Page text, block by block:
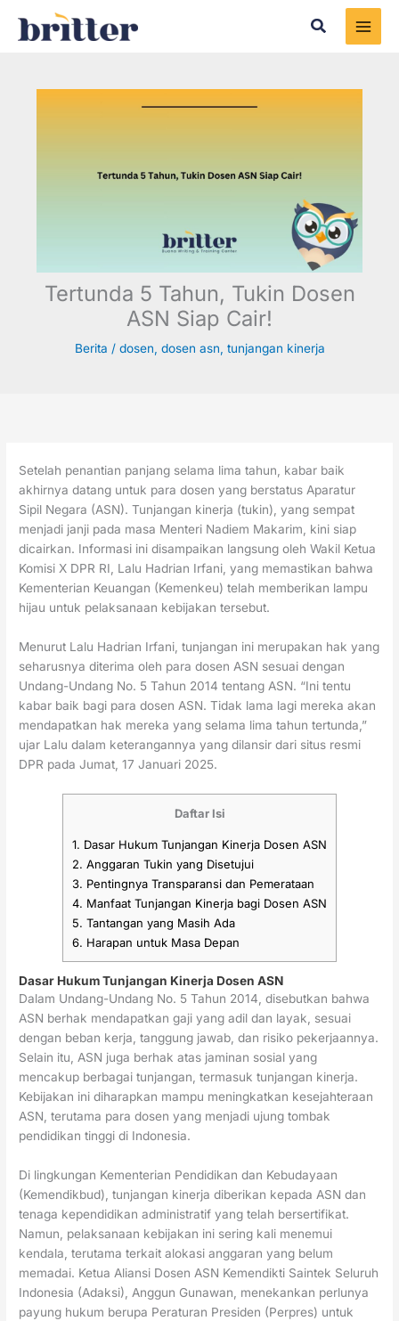
Search
Tertunda 5 Tahun, Tukin Dosen
ASN Siap Cair!
Berita / dosen, dosen asn, tunjangan kinerja
Setelah penantian panjang selama lima tahun, kabar baik
akhirnya datang untuk para dosen yang berstatus Aparatur
Sipil Negara (ASN). Tunjangan kinerja (tukin), yang sempat
menjadi janji pada masa Menteri Nadiem Makarim, kini siap
dicairkan. Informasi ini disampaikan langsung oleh Wakil Ketua
Komisi X DPR RI, Lalu Hadrian Irfani, yang memastikan bahwa
Kementerian Keuangan (Kemenkeu) telah memberikan lampu
hijau untuk pelaksanaan kebijakan tersebut.
Menurut Lalu Hadrian Irfani, tunjangan ini merupakan hak yang
seharusnya diterima oleh para dosen ASN sesuai dengan
Undang-Undang No. 5 Tahun 2014 tentang ASN. “Ini tentu
kabar baik bagi para dosen ASN. Tidak lama lagi mereka akan
mendapatkan hak mereka yang selama lima tahun tertunda,”
ujar Lalu dalam keterangannya yang dilansir dari situs resmi
DPR pada Jumat, 17 Januari 2025.
Daftar Isi
1. Dasar Hukum Tunjangan Kinerja Dosen ASN
2. Anggaran Tukin yang Disetujui
3. Pentingnya Transparansi dan Pemerataan
4. Manfaat Tunjangan Kinerja bagi Dosen ASN
5. Tantangan yang Masih Ada
6. Harapan untuk Masa Depan
Dasar Hukum Tunjangan Kinerja Dosen ASN
Dalam Undang-Undang No. 5 Tahun 2014, disebutkan bahwa
ASN berhak mendapatkan gaji yang adil dan layak, sesuai
dengan beban kerja, tanggung jawab, dan risiko pekerjaannya.
Selain itu, ASN juga berhak atas jaminan sosial yang
mencakup berbagai tunjangan, termasuk tunjangan kinerja.
Kebijakan ini diharapkan mampu meningkatkan kesejahteraan
ASN, terutama para dosen yang menjadi ujung tombak
pendidikan tinggi di Indonesia.
Di lingkungan Kementerian Pendidikan dan Kebudayaan
(Kemendikbud), tunjangan kinerja diberikan kepada ASN dan
tenaga kependidikan administratif yang telah bersertifikat.
Namun, pelaksanaan kebijakan ini sering kali menemui
kendala, terutama terkait alokasi anggaran yang belum
memadai. Ketua Aliansi Dosen ASN Kemendikti Saintek Seluruh
Indonesia (Adaksi), Anggun Gunawan, menekankan perlunya
payung hukum berupa Peraturan Presiden (Perpres) untuk